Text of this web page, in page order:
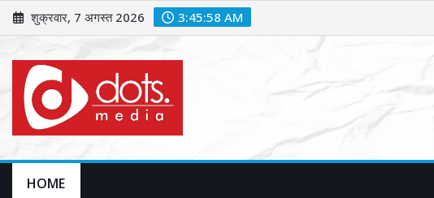
Skip
to
शुक्रवार, 7 अगस्त 2026 3:46:00 AM
HOME